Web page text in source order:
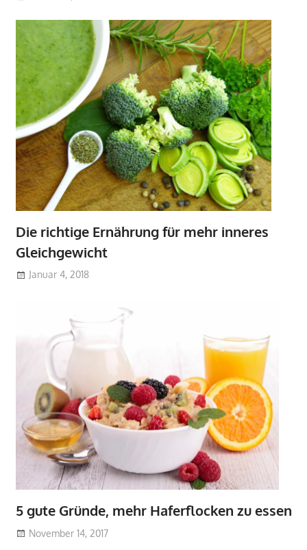
Die richtige Ernährung für mehr inneres
Gleichgewicht
Januar 4, 2018
5 gute Gründe, mehr Haferflocken zu essen
November 14, 2017